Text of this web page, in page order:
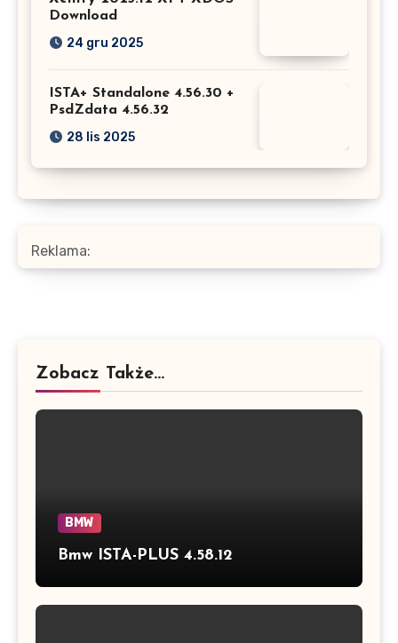
Download
24 gru 2025
ISTA+ Standalone 4.56.30 +
PsdZdata 4.56.32
28 lis 2025
Reklama:
Zobacz Także...
BMW
Bmw ISTA-PLUS 4.58.12